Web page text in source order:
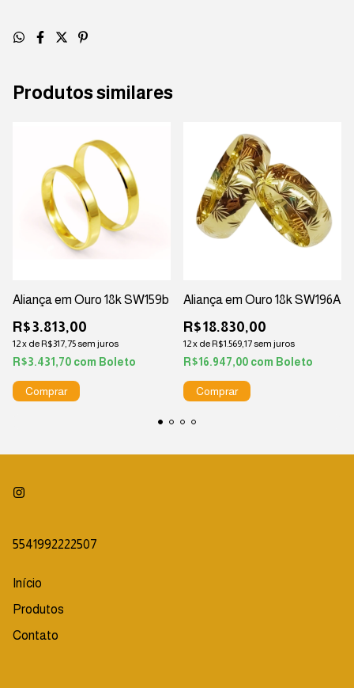
Produtos similares
Aliança em Ouro 18k SW159b
R$3.813,00
12x de R$317,75sem juros
R$3.431,70 com Boleto
Aliança em Ouro 18k SW196A
R$18.830,00
12x de R$1.569,17sem juros
R$16.947,00 com Boleto
5541992222507
Início
Produtos
Contato